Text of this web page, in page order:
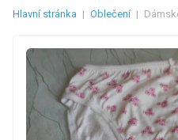
Hlavní stránka | Oblečení |